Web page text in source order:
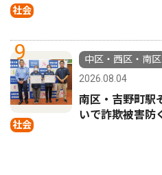
社会
9
社会
中区・西区・南区
2026.08.04
南区・吉野町駅
いで詐欺被害